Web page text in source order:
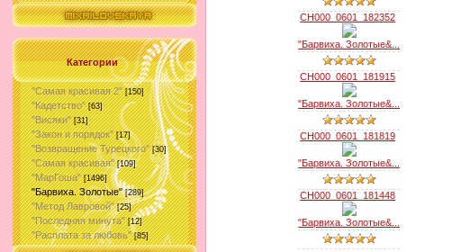
Категории
"Самая красивая 2" [150]
"Кадетство" [63]
"Висяки" [31]
"Закон и порядок" [17]
"Возвращение Турецкого" [30]
"Самая красивая" [109]
"МарГоша" [1496]
"Барвиха. Золотые" [289]
"Метод Лавровой" [25]
"Последняя минута" [12]
"Расплата за любовь" [85]
CH000_0601_182352
"Барвиха. Золотые&...
CH000_0601_181915
"Барвиха. Золотые&...
CH000_0601_181819
"Барвиха. Золотые&...
CH000_0601_181448
"Барвиха. Золотые&...